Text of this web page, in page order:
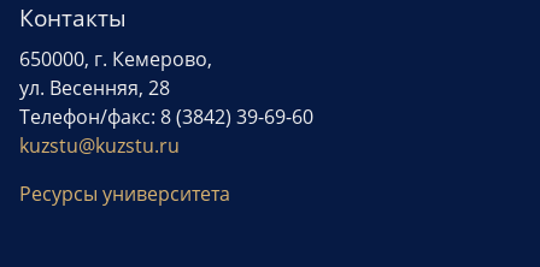
Контакты
650000, г. Кемерово,
ул. Весенняя, 28
Телефон/факс: 8 (3842) 39-69-60
kuzstu@kuzstu.ru
Ресурсы университета